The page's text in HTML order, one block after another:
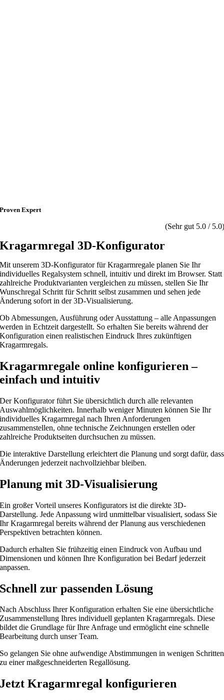
Proven Expert
(Sehr gut 5.0 / 5.0)
Kragarmregal 3D-Konfigurator
Mit unserem 3D-Konfigurator für Kragarmregale planen Sie Ihr
individuelles Regalsystem schnell, intuitiv und direkt im Browser. Statt
zahlreiche Produktvarianten vergleichen zu müssen, stellen Sie Ihr
Wunschregal Schritt für Schritt selbst zusammen und sehen jede
Änderung sofort in der 3D-Visualisierung.
Ob Abmessungen, Ausführung oder Ausstattung – alle Anpassungen
werden in Echtzeit dargestellt. So erhalten Sie bereits während der
Konfiguration einen realistischen Eindruck Ihres zukünftigen
Kragarmregals.
Kragarmregale online konfigurieren –
einfach und intuitiv
Der Konfigurator führt Sie übersichtlich durch alle relevanten
Auswahlmöglichkeiten. Innerhalb weniger Minuten können Sie Ihr
individuelles Kragarmregal nach Ihren Anforderungen
zusammenstellen, ohne technische Zeichnungen erstellen oder
zahlreiche Produktseiten durchsuchen zu müssen.
Die interaktive Darstellung erleichtert die Planung und sorgt dafür, dass
Änderungen jederzeit nachvollziehbar bleiben.
Planung mit 3D-Visualisierung
Ein großer Vorteil unseres Konfigurators ist die direkte 3D-
Darstellung. Jede Anpassung wird unmittelbar visualisiert, sodass Sie
Ihr Kragarmregal bereits während der Planung aus verschiedenen
Perspektiven betrachten können.
Dadurch erhalten Sie frühzeitig einen Eindruck von Aufbau und
Dimensionen und können Ihre Konfiguration bei Bedarf jederzeit
anpassen.
Schnell zur passenden Lösung
Nach Abschluss Ihrer Konfiguration erhalten Sie eine übersichtliche
Zusammenstellung Ihres individuell geplanten Kragarmregals. Diese
bildet die Grundlage für Ihre Anfrage und ermöglicht eine schnelle
Bearbeitung durch unser Team.
So gelangen Sie ohne aufwendige Abstimmungen in wenigen Schritten
zu einer maßgeschneiderten Regallösung.
Jetzt Kragarmregal konfigurieren